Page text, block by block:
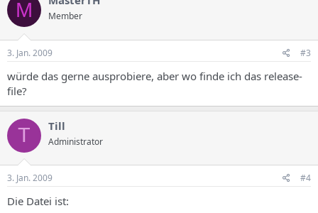
M Member
3. Jan. 2009 #3
würde das gerne ausprobiere, aber wo finde ich das release-
file?
T Till
Administrator
3. Jan. 2009 #4
Die Datei ist: